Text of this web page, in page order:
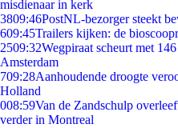
misdienaar in kerk
3809:46PostNL-bezorger steekt
609:45Trailers kijken: de
2509:32Wegpiraat scheurt met
Amsterdam
709:28Aanhoudende droogte
Holland
008:59Van de Zandschulp
verder in Montreal